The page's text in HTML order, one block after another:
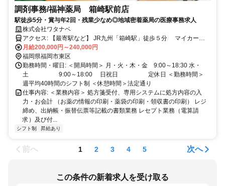
調剤事務/福神薬局 箱崎駅前店
駅徒歩5分・賞与年2回・残業少なめ◎地域密着薬局の医療事務求人
株式会社ワタナベ
アクセス: 【最寄駅など】 JR九州「箱崎駅」徒歩５分 マイカー通
勤可
月給200,000円～240,000円
福岡県福岡市東区
勤務時間・曜日: ＜開局時間＞ 月・火・木・金 9:00～18:30 水・
土 9:00～18:00 日祝日 定休日 ＜勤務時間＞
週平均40時間のシフト制 ＜休憩時間＞法定通り
仕事内容: ＜業務内容＞ 処方箋受付、専用システムに処方内容の入
力・お会計 （お薬の情報の印刷・薬袋の印刷・領収書の印刷） レジ
締め、出納帳・振替伝票等記載の書類業務 レセプト業務（電算請
求）及び付...
シフト制 昇給あり
前へ 1 2 3 4 5 次へ
この条件の新着求人を受け取る